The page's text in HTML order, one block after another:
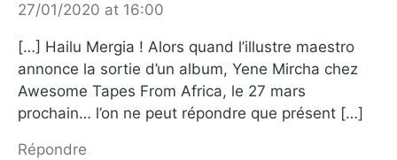
27/01/2020 at 16:00
[…] Hailu Mergia ! Alors quand l’illustre maestro
annonce la sortie d’un album, Yene Mircha chez
Awesome Tapes From Africa, le 27 mars
prochain… l’on ne peut répondre que présent […]
Répondre